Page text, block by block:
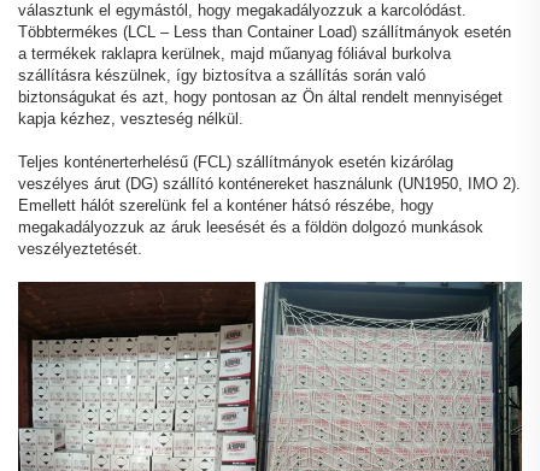
választunk el egymástól, hogy megakadályozzuk a karcolódást.
Többtermékes (LCL – Less than Container Load) szállítmányok esetén
a termékek raklapra kerülnek, majd műanyag fóliával burkolva
szállításra készülnek, így biztosítva a szállítás során való
biztonságukat és azt, hogy pontosan az Ön által rendelt mennyiséget
kapja kézhez, veszteség nélkül.
Teljes konténerterhelésű (FCL) szállítmányok esetén kizárólag
veszélyes árut (DG) szállító konténereket használunk (UN1950, IMO 2).
Emellett hálót szerelünk fel a konténer hátsó részébe, hogy
megakadályozzuk az áruk leesését és a földön dolgozó munkások
veszélyeztetését.